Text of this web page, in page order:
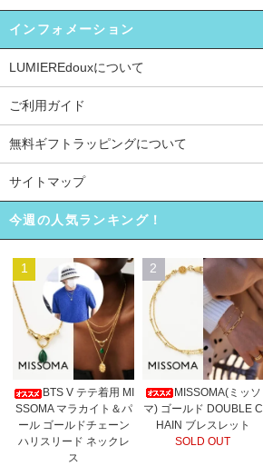
インフォメーション
LUMIEREdouxについて
ご利用ガイド
無料ギフトラッピングについて
サイトマップ
今週の人気ランキング！
1
BTS V テテ着用 MI
SSOMA マラカイト＆パ
ール ゴールドチェーン
ハリスリード ネックレ
ス
2
MISSOMA(ミッソ
マ) ゴールド DOUBLE C
HAIN ブレスレット
SOLD OUT